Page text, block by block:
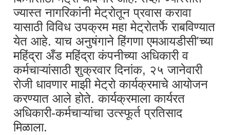
ज्यास्त नागरिकांनी मेट्रोतून प्रवास करावा
यासाठी विविध उपक्रम महा मेट्रोतर्फे राबविण्यात
येत आहे. याच अनुषंगाने हिंगणा एमआयडीसी'च्या
महिंद्रा अँड महिंद्रा कंपनीच्या अधिकारी व
कर्मचाऱ्यांसाठी शुक्रवार दिनांक, २५ जानेवारी
रोजी धावणार माझी मेट्रो कार्यक्रमाचे आयोजन
करण्यात आले होते. कार्यक्रमाला कार्यरत
अधिकारी-कर्मचाऱ्यांचा उत्स्फूर्त प्रतिसाद
मिळाला.